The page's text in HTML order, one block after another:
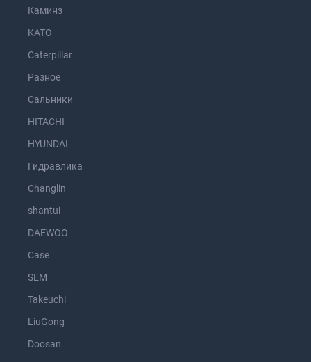
Каминз
KATO
Caterpillar
Разное
Сальники
HITACHI
HYUNDAI
Гидравлика
Changlin
shantui
DAEWOO
Case
SEM
Takeuchi
LiuGong
Doosan